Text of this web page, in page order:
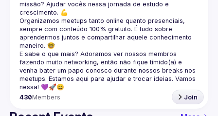
missão? Ajudar vocês nessa jornada de estudo e
crescimento. 💪
Organizamos meetups tanto online quanto presenciais,
sempre com conteúdo 100% gratuito. É tudo sobre
aprendermos juntos e compartilhar aquele conhecimento
maneiro. 🤓
E sabe o que mais? Adoramos ver nossos membros
fazendo muito networking, então não fique tímido(a) e
venha bater um papo conosco durante nossos breaks nos
meetups. Estamos aqui para ajudar e trocar ideias. Vamos
nessa! 💜🚀😄
430Members Join